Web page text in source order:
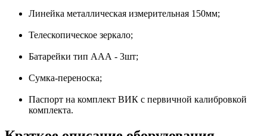
Линейка металлическая измерительная 150мм;
Телескопическое зеркало;
Батарейки тип ААА - 3шт;
Сумка-переноска;
Паспорт на комплект ВИК с первичной калибровкой
комплекта.